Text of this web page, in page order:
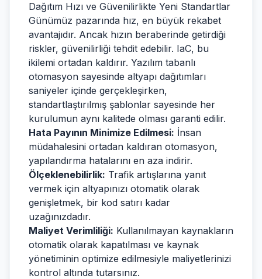
Dağıtım Hızı ve Güvenilirlikte Yeni Standartlar
Günümüz pazarında hız, en büyük rekabet
avantajıdır. Ancak hızın beraberinde getirdiği
riskler, güvenilirliği tehdit edebilir. IaC, bu
ikilemi ortadan kaldırır. Yazılım tabanlı
otomasyon sayesinde altyapı dağıtımları
saniyeler içinde gerçekleşirken,
standartlaştırılmış şablonlar sayesinde her
kurulumun aynı kalitede olması garanti edilir.
Hata Payının Minimize Edilmesi: İnsan
müdahalesini ortadan kaldıran otomasyon,
yapılandırma hatalarını en aza indirir.
Ölçeklenebilirlik: Trafik artışlarına yanıt
vermek için altyapınızı otomatik olarak
genişletmek, bir kod satırı kadar
uzağınızdadır.
Maliyet Verimliliği: Kullanılmayan kaynakların
otomatik olarak kapatılması ve kaynak
yönetiminin optimize edilmesiyle maliyetlerinizi
kontrol altında tutarsınız.